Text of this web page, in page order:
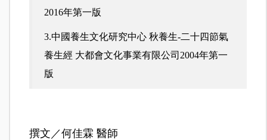
2016年第一版
3.中國養生文化研究中心 秋養生-二十四節氣
養生經 大都會文化事業有限公司2004年第一
版
撰文／何佳霖 醫師